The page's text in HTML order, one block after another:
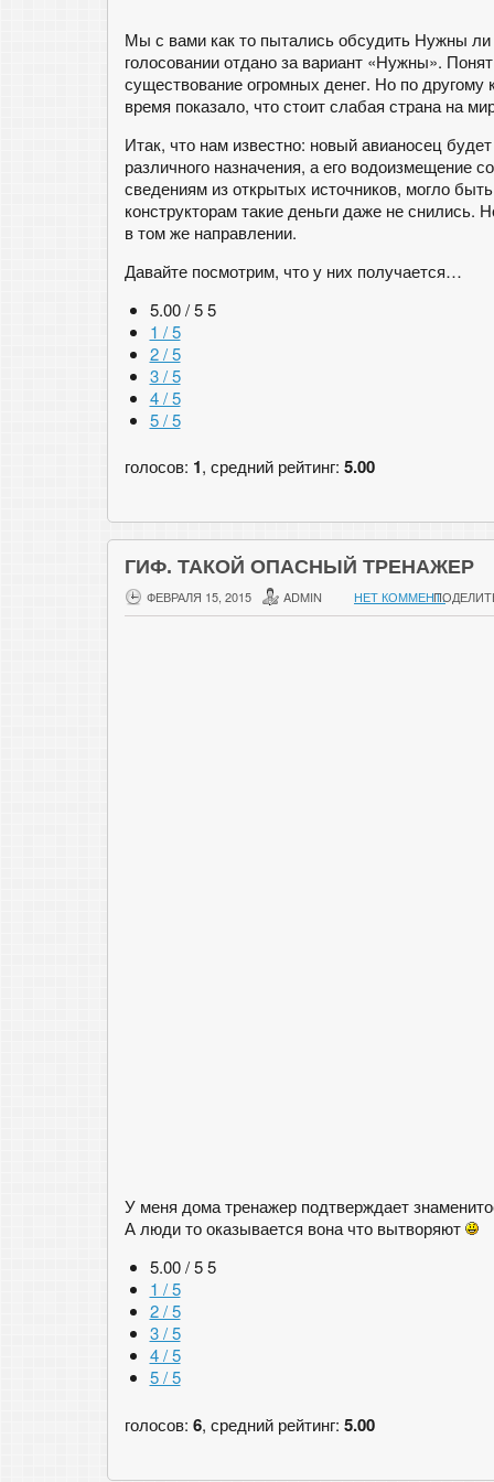
Мы с вами как то пытались обсудить Нужны
голосовании отдано за вариант «Нужны».
существование огромных денег. Но по
время показало, что стоит слабая страна на
Итак, что нам известно: новый авианосец
различного назначения, а его водоизмещение
сведениям из открытых источников, могло
конструкторам такие деньги даже не снились.
в том же направлении.
Давайте посмотрим, что у них получается…
5.00 / 5 5
1 / 5
2 / 5
3 / 5
4 / 5
5 / 5
голосов: 1, средний рейтинг: 5.00
ГИФ. ТАКОЙ ОПАСНЫЙ ТРЕНАЖЕР
ФЕВРАЛЯ 15, 2015 ADMIN НЕТ КОММЕНТ.
У меня дома тренажер подтверждает
А люди то оказывается вона что вытворяют
5.00 / 5 5
1 / 5
2 / 5
3 / 5
4 / 5
5 / 5
голосов: 6, средний рейтинг: 5.00